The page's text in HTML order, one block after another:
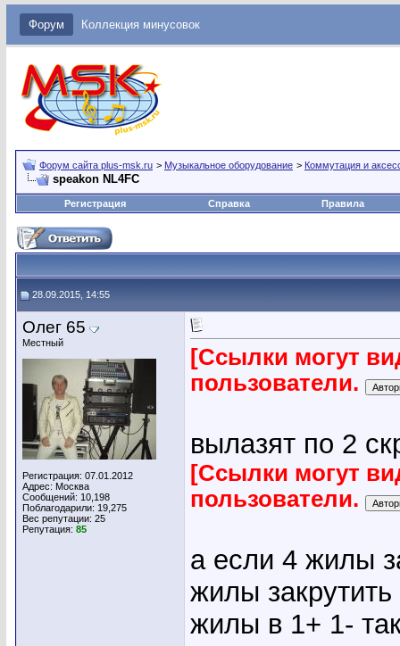
Форум Коллекция минусовок
Форум сайта plus-msk.ru > Музыкальное оборудование > Коммутация и
speakon NL4FC
Регистрация Справка Правила
28.09.2015, 14:55
Олег 65
Местный
Регистрация: 07.01.2012
Адрес: Москва
Сообщений: 10,198
Поблагодарили: 19,275
Вес репутации: 25
Репутация: 85
[Ссылки могут
пользователи.
вылазят по 2
[Ссылки могут
пользователи.
а если 4 жилы
жилы
жилы в 1+ 1-